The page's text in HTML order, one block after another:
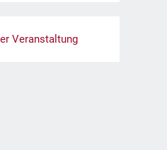
Veranstaltung